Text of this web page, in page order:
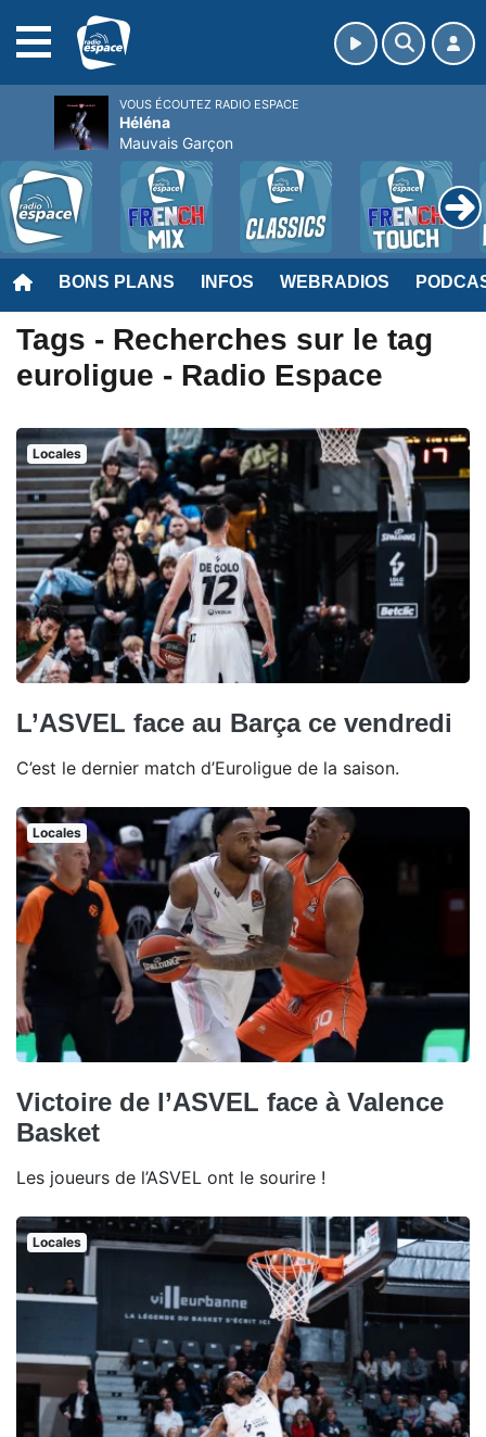
BONS PLANS INFOS WEBRADIOS
Tags - Recherches sur le tag
euroligue - Radio Espace
Locales
L’ASVEL face au Barça ce vendredi
C’est le dernier match d’Euroligue de la saison.
Locales
Victoire de l’ASVEL face à Valence
Basket
Les joueurs de l’ASVEL ont le sourire !
Locales
VOUS ÉCOUTEZ RADIO ESPACE
Héléna
Mauvais Garçon